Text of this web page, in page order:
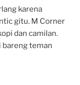
karena
gitu. M Corner
dan camilan.
bareng teman